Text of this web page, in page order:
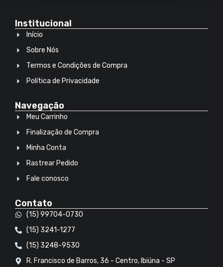
Institucional
Início
Sobre Nós
Termos e Condições de Compra
Política de Privacidade
Navegação
Meu Carrinho
Finalização de Compra
Minha Conta
Rastrear Pedido
Fale conosco
Contato
(15) 99704-0730
(15) 3241-1277
(15) 3248-9530
R. Francisco de Barros, 36 - Centro, Ibiúna - SP